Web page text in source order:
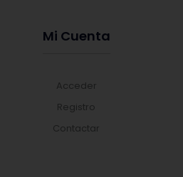
Mi Cuenta
Acceder
Registro
Contactar